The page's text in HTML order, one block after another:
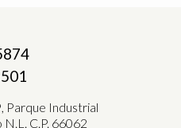
Parque Industrial
C.P. 66062